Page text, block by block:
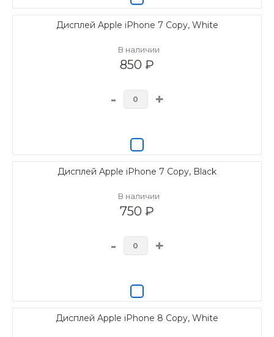
Дисплей Apple iPhone 7 Copy, White
В наличии
850 ₽
- +
Дисплей Apple iPhone 7 Copy, Black
В наличии
750 ₽
- +
Дисплей Apple iPhone 8 Copy, White